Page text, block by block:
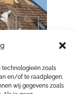
technologieën zoals
en/of te raadplegen.
wij gegevens zoals
asbest
eenvoudige